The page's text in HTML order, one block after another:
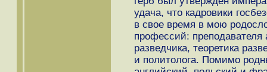
удача, что кадровики
в свое время в мою
профессий: преподавателя
разведчика, теоретика
и политолога. Помимо